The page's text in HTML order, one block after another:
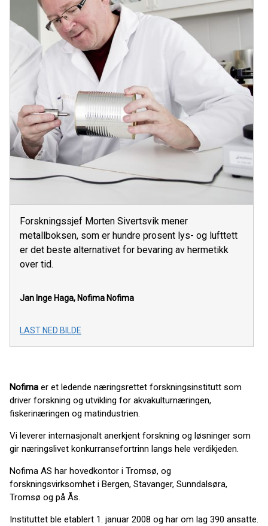
Forskningssjef Morten Sivertsvik mener
metallboksen, som er hundre prosent lys- og lufttett
er det beste alternativet for bevaring av hermetikk
over tid.
Jan Inge Haga, Nofima Nofima
LAST NED BILDE
Nofima er et ledende næringsrettet forskningsinstitutt som
driver forskning og utvikling for akvakulturnæringen,
fiskerinæringen og matindustrien.
Vi leverer internasjonalt anerkjent forskning og løsninger som
gir næringslivet konkurransefortrinn langs hele verdikjeden.
Nofima AS har hovedkontor i Tromsø, og
forskningsvirksomhet i Bergen, Stavanger, Sunndalsøra,
Tromsø og på Ås.
Instituttet ble etablert 1. januar 2008 og har om lag 390 ansatte.